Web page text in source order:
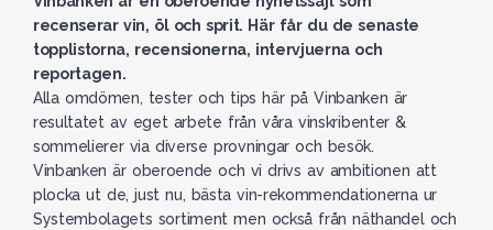
recenserar vin, öl och sprit. Här får du de senaste
topplistorna, recensionerna, intervjuerna och
reportagen.
Alla omdömen, tester och tips här på Vinbanken är
resultatet av eget arbete från våra vinskribenter &
sommelierer via diverse provningar och besök.
Vinbanken är oberoende och vi drivs av ambitionen att
plocka ut de, just nu, bästa vin-rekommendationerna ur
Systembolagets sortiment men också från näthandel och